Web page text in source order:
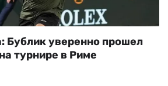
Бублик уверенно прошел
турнире в Риме